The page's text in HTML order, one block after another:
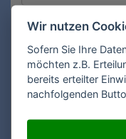
Vorname*:
Nachname*:
Wir nutzen
Sofern Sie Ihre
möchten z.B.
bereits erteilter
nachfolgenden